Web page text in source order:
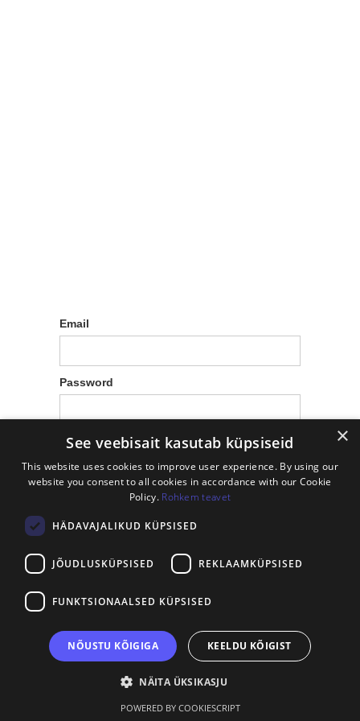
Email
Password
Don't have an account? Sign Up
×
See veebisait kasutab küpsiseid
This website uses cookies to improve user experience. By using our
website you consent to all cookies in accordance with our Cookie
Policy. Rohkem teavet
HÄDAVAJALIKUD KÜPSISED
JÕUDLUSKÜPSISED REKLAAMKÜPSISED
FUNKTSIONAALSED KÜPSISED
NÕUSTU KÕIGIGA KEELDU KÕIGIST
NÄITA ÜKSIKASJU
POWERED BY COOKIESCRIPT